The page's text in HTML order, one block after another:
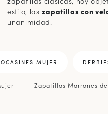
estilo, laszapatillas con
unanimidad.
MUJER
Zapatillas Marrones